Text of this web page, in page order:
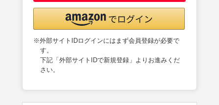
※外部サイトIDログインにはまず会員登録が必要で
す。
下記「外部サイトIDで新規登録」よりお進みくだ
さい。